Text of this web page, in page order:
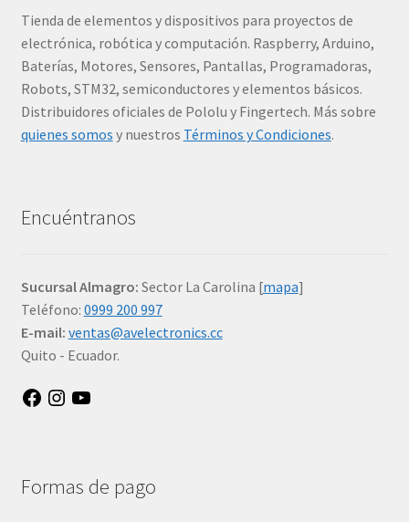
Tienda de elementos y dispositivos para proyectos de
electrónica, robótica y computación. Raspberry, Arduino,
Baterías, Motores, Sensores, Pantallas, Programadoras,
Robots, STM32, semiconductores y elementos básicos.
Distribuidores oficiales de Pololu y Fingertech. Más sobre
quienes somos y nuestros Términos y Condiciones.
Encuéntranos
Sucursal Almagro: Sector La Carolina [mapa]
Teléfono: 0999 200 997
E-mail: ventas@avelectronics.cc
Quito - Ecuador.
FacebookInstagram
Formas de pago